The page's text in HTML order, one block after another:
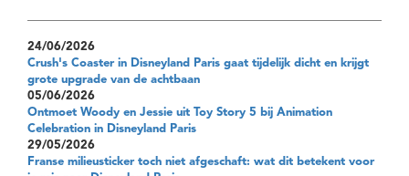
24/06/2026
Crush's Coaster in Disneyland Paris gaat tijdelijk dicht en krijgt
grote upgrade van de achtbaan
05/06/2026
Ontmoet Woody en Jessie uit Toy Story 5 bij Animation
Celebration in Disneyland Paris
29/05/2026
Franse milieusticker toch niet afgeschaft: wat dit betekent voor